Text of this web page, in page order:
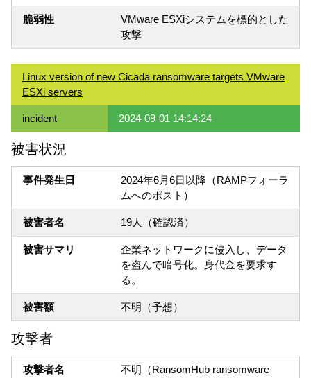
脆弱性
VMware ESXiシステムを標的とした
攻撃
Linux version of new Cicada ransomware targets VMware
ESXi servers
incident 2024-09-01 14:14:24
被害状況
事件発生日
2024年6月6日以降（RAMPフォーラ
ムへのポスト）
被害者名 19人（確認済）
被害サマリ
企業ネットワークに侵入し、データ
を盗んで暗号化。身代金を要求す
る。
被害額 不明（予想）
攻撃者
攻撃者名
不明（RansomHub ransomware